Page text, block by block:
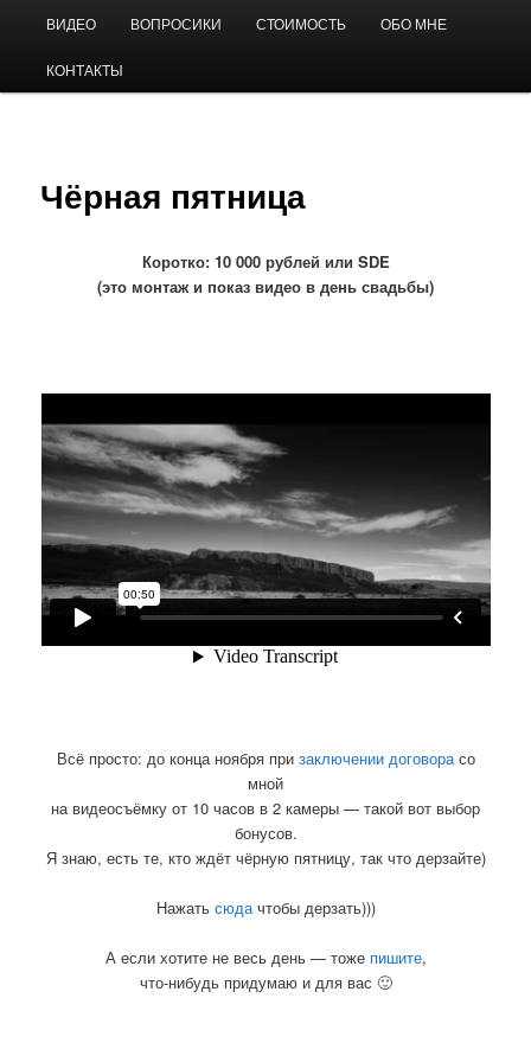
основному
содержимому
Андрей Виноградов
ВИДЕО ВОПРОСИКИ СТОИМОСТЬ ОБО МНЕ
КОНТАКТЫ
Чёрная пятница
Коротко: 10 000 рублей или SDE
(это монтаж и показ видео в день свадьбы)
Всё просто: до конца ноября при заключении договорасо
мной
на видеосъёмку от 10 часов в 2 камеры — такой вот выбор
бонусов.
Я знаю, есть те, кто ждёт чёрную пятницу, так что дерзайте)
Нажать сюдачтобы дерзать)))
А если хотите не весь день — тоже пишите,
что-нибудь придумаю и для вас 🙂